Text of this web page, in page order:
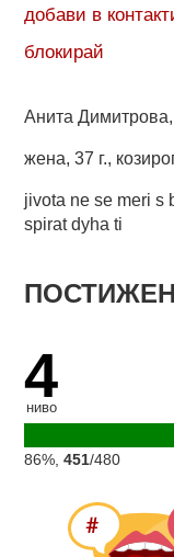
добави в
блокирай
Анита
жена,37 г.,
jivota ne se meri s
spirat dyha ti
4
ниво
86%,451/480